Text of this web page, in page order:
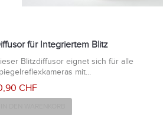
für Integriertem Blitz
Blitzdiffusor eignet sich für alle
mit...
CHF